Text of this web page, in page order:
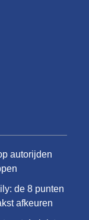
autorijden
de 8 punten
afkeuren